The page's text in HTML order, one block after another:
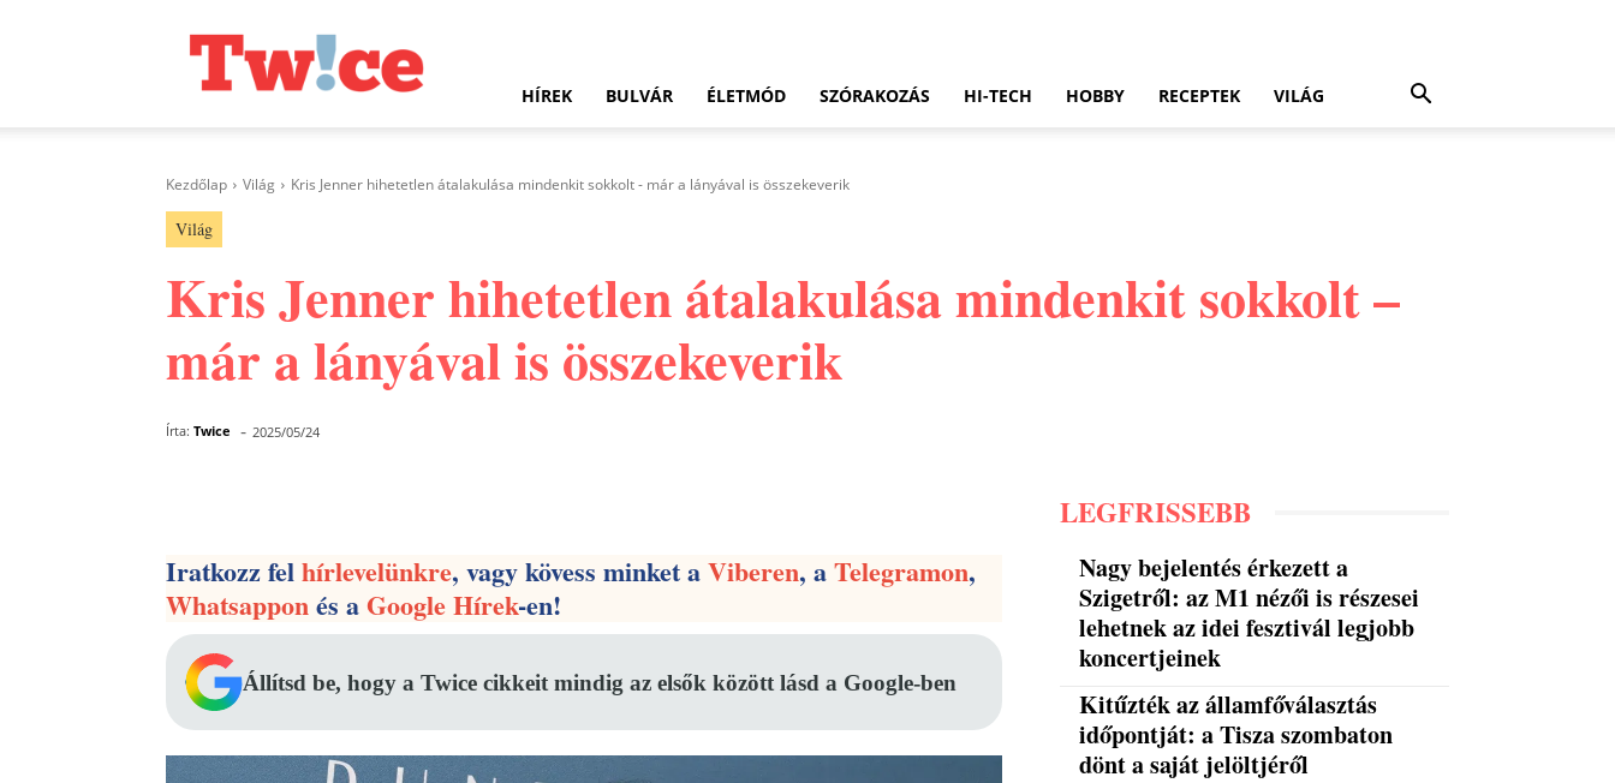
HÍREK BULVÁR ÉLETMÓD SZÓRAKOZÁS HI-TECH HOBBY RECEPTEK VILÁG
Kezdőlap Világ Kris Jenner hihetetlen átalakulása mindenkit sokkolt - már a lányával is összekeverik
Világ
Kris Jenner hihetetlen átalakulása mindenkit sokkolt –
már a lányával is összekeverik
Írta: Twice - 2025/05/24
Iratkozz felhírlevelünkre, vagy kövess minket aViberen, aTelegramon,
Whatsapponés aGoogle Hírek-en!
Állítsd be, hogy a Twice cikkeit mindig az elsők között lásd a Google-ben
LEGFRISSEBB
Nagy bejelentés érkezett a
Szigetről: az M1 nézői is részesei
lehetnek az idei fesztivál legjobb
koncertjeinek
Kitűzték az államfőválasztás
időpontját: a Tisza szombaton
dönt a saját jelöltjéről